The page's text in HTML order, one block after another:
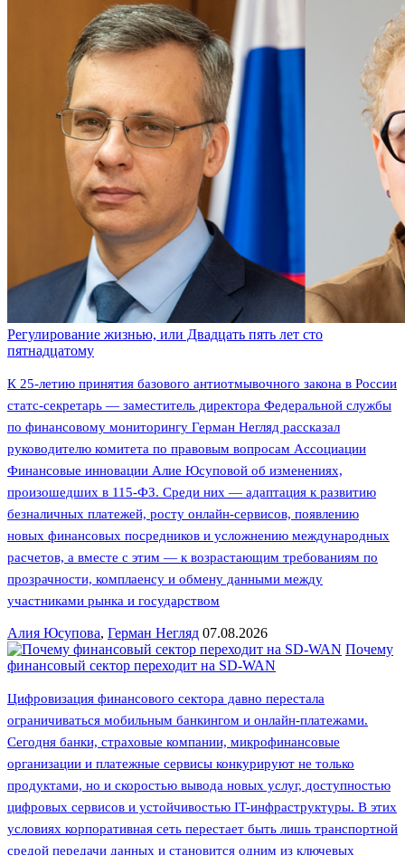
Регулирование жизнью, или Двадцать пять лет сто
пятнадцатому
К 25-летию принятия базового антиотмывочного закона в России
статс-секретарь — заместитель директора Федеральной службы
по финансовому мониторингу Герман Негляд рассказал
руководителю комитета по правовым вопросам Ассоциации
Финансовые инновации Алие Юсуповой об изменениях,
произошедших в 115-ФЗ. Среди них — адаптация к развитию
безналичных платежей, росту онлайн-сервисов, появлению
новых финансовых посредников и усложнению международных
расчетов, а вместе с этим — к возрастающим требованиям по
прозрачности, комплаенсу и обмену данными между
участниками рынка и государством
Алия Юсупова, Герман Негляд 07.08.2026
Почему
финансовый сектор переходит на SD-WAN
Цифровизация финансового сектора давно перестала
ограничиваться мобильным банкингом и онлайн-платежами.
Сегодня банки, страховые компании, микрофинансовые
организации и платежные сервисы конкурируют не только
продуктами, но и скоростью вывода новых услуг, доступностью
цифровых сервисов и устойчивостью IT-инфраструктуры. В этих
условиях корпоративная сеть перестает быть лишь транспортной
средой передачи данных и становится одним из ключевых